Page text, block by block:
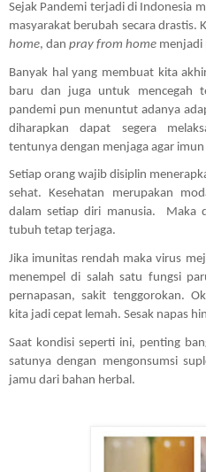
Sejak Pandemi terjadi di Indonesia
masyarakat berubah secara drastis.
home, dan pray from home menjadi
Banyak hal yang membuat kita
baru dan juga untuk mencegah
pandemi pun menuntut adanya
diharapkan dapat segera
tentunya dengan menjaga agar
Setiap orang wajib disiplin
sehat. Kesehatan merupakan
dalam setiap diri manusia.  Maka
tubuh tetap terjaga.
Jika imunitas rendah maka virus
menempel di salah satu fungsi
pernapasan, sakit tenggorokan.
kita jadi cepat lemah. Sesak napas
Saat kondisi seperti ini, penting
satunya dengan mengonsumsi
jamu dari bahan herbal.